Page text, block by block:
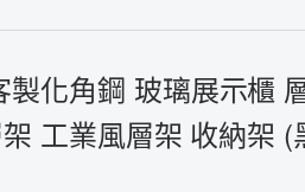
化角鋼 玻璃展示櫃
工業風層架 收納架 (